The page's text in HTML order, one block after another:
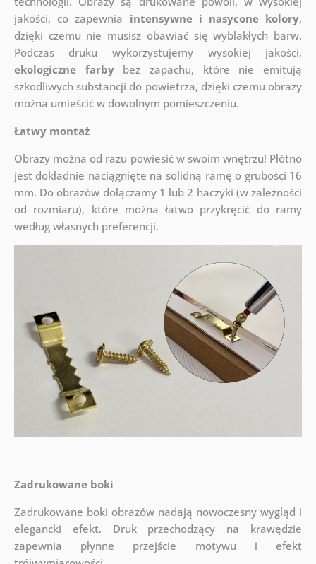
jakości, co zapewnia intensywne i nasycone kolory,
dzięki czemu nie musisz obawiać się wyblakłych barw.
Podczas druku wykorzystujemy wysokiej jakości,
ekologiczne farbybez zapachu, które nie emitują
szkodliwych substancji do powietrza, dzięki czemu obrazy
można umieścić w dowolnym pomieszczeniu.
Łatwy montaż
Obrazy można od razu powiesić w swoim wnętrzu! Płótno
jest dokładnie naciągnięte na solidną ramę o grubości 16
mm. Do obrazów dołączamy 1 lub 2 haczyki (w zależności
od rozmiaru), które można łatwo przykręcić do ramy
według własnych preferencji.
Zadrukowane boki
Zadrukowane boki obrazów nadają nowoczesny wygląd i
elegancki efekt. Druk przechodzący na krawędzie
zapewnia płynne przejście motywu i efekt